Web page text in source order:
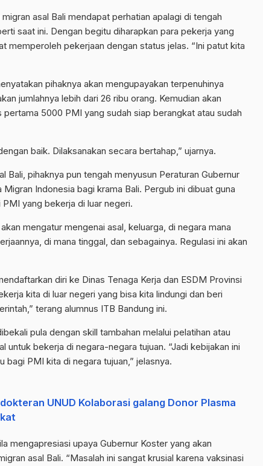
asal Bali mendapat perhatian apalagi di tengah
saat ini. Dengan begitu diharapkan para pekerja yang
memperoleh pekerjaan dengan status jelas. “Ini patut kita
pihaknya akan mengupayakan terpenuhinya
jumlahnya lebih dari 26 ribu orang. Kemudian akan
5000 PMI yang sudah siap berangkat atau sudah
baik. Dilaksanakan secara bertahap,” ujarnya.
Bali, pihaknya pun tengah menyusun Peraturan Gubernur
Indonesia bagi krama Bali. Pergub ini dibuat guna
yang bekerja di luar negeri.
mengatur mengenai asal, keluarga, di negara mana
di mana tinggal, dan sebagainya. Regulasi ini akan
diri ke Dinas Tenaga Kerja dan ESDM Provinsi
kita di luar negeri yang bisa kita lindungi dan beri
terang alumnus ITB Bandung ini.
pula dengan skill tambahan melalui pelatihan atau
bekerja di negara-negara tujuan. “Jadi kebijakan ini
PMI kita di negara tujuan,” jelasnya.
UNUD Kolaborasi galang Donor Plasma
mengapresiasi upaya Gubernur Koster yang akan
asal Bali. “Masalah ini sangat krusial karena vaksinasi